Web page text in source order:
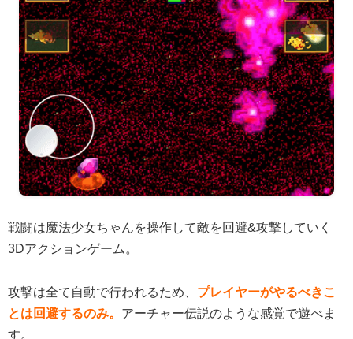
戦闘は魔法少女ちゃんを操作して敵を回避&攻撃していく
3Dアクションゲーム。
攻撃は全て自動で行われるため、 プレイヤーがやるべきこ
とは回避するのみ。 アーチャー伝説のような感覚で遊べま
す。